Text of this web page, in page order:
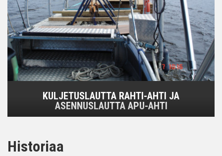
KULJETUSLAUTTA RAHTI-AHTI JA
ASENNUSLAUTTA APU-AHTI
Historiaa